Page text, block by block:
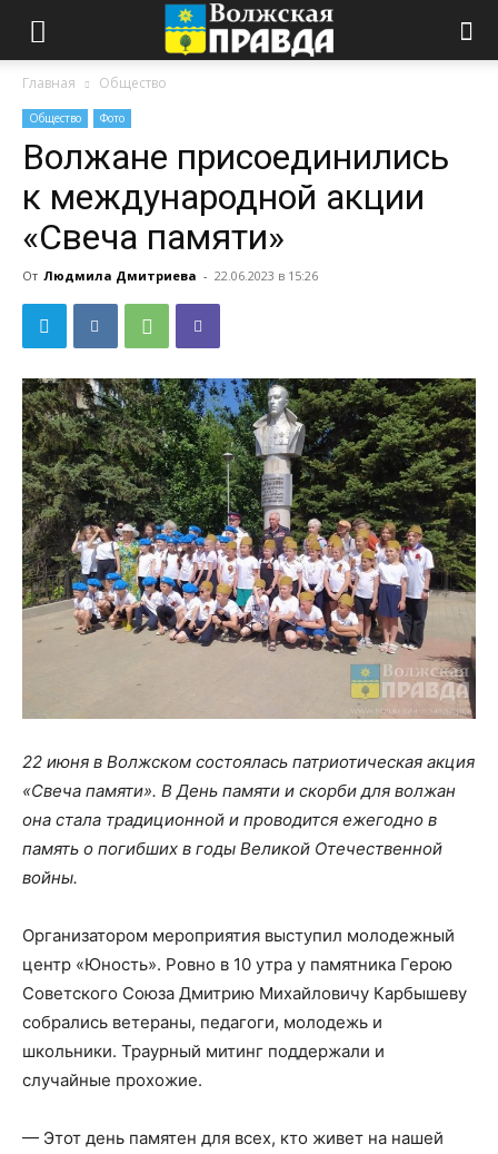
Главная Общество
Общество Фото
Волжане присоединились
к международной акции
«Свеча памяти»
От Людмила Дмитриева - 22.06.2023 в 15:26
22 июня в Волжском состоялась патриотическая акция
«Свеча памяти». В День памяти и скорби для волжан
она стала традиционной и проводится ежегодно в
память о погибших в годы Великой Отечественной
войны.
Организатором мероприятия выступил молодежный
центр «Юность». Ровно в 10 утра у памятника Герою
Советского Союза Дмитрию Михайловичу Карбышеву
собрались ветераны, педагоги, молодежь и
школьники. Траурный митинг поддержали и
случайные прохожие.
— Этот день памятен для всех, кто живет на нашей